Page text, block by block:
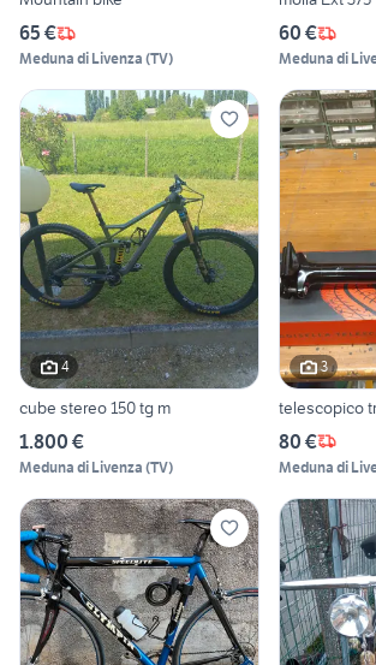
65 €
Meduna di Livenza (TV)
60 €
Meduna di
4
cube stereo 150 tg m
1.800 €
Meduna di Livenza (TV)
3
telescopico
80 €
Meduna di